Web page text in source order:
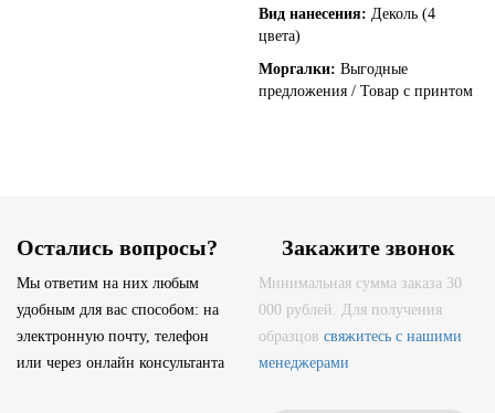
Вид нанесения: Деколь (4
цвета)
Моргалки: Выгодные
предложения / Товар с принтом
Остались вопросы?
Мы ответим на них любым
удобным для вас способом: на
электронную почту, телефон
или через онлайн консультанта
Закажите звонок
Минимальная сумма заказа 30
000 рублей. Для получения
образцов свяжитесь с нашими
менеджерами